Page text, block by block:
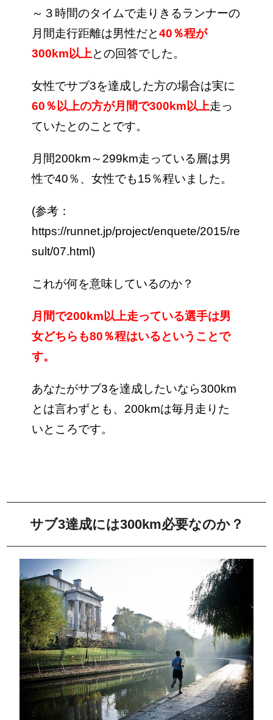
～３時間のタイムで走りきるランナーの
月間走行距離は男性だと40％程が
300km以上との回答でした。
女性でサブ3を達成した方の場合は実に
60％以上の方が月間で300km以上走っ
ていたとのことです。
月間200km～299km走っている層は男
性で40％、女性でも15％程いました。
(参考：
https://runnet.jp/project/enquete/2015/re
sult/07.html)
これが何を意味しているのか？
月間で200km以上走っている選手は男
女どちらも80％程はいるということで
す。
あなたがサブ3を達成したいなら300km
とは言わずとも、200kmは毎月走りた
いところです。
サブ3達成には300km必要なのか？